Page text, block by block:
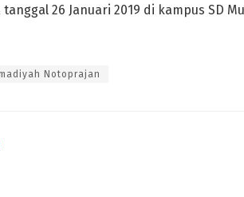
26 Januari 2019 di kampus SD
Notoprajan